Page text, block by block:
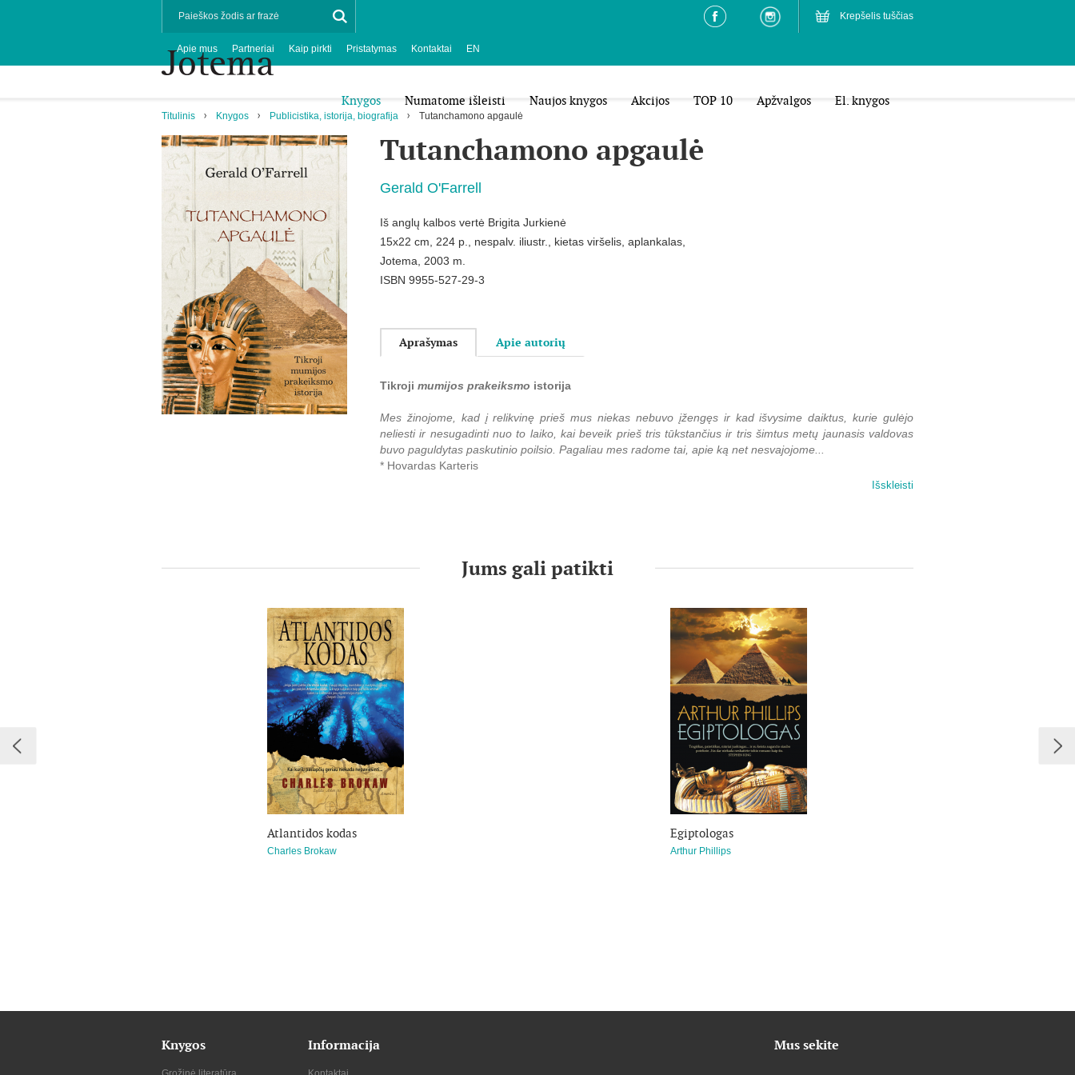
Krepšelis tuščias
Apie mus Partneriai Kaip pirkti Pristatymas Kontaktai EN
Knygos Numatome išleisti Naujos knygos Akcijos TOP 10 Apžvalgos El. knygos
Titulinis Knygos Publicistika, istorija, biografija Tutanchamono apgaulė
Tutanchamono apgaulė
Gerald O'Farrell
Iš anglų kalbos vertė Brigita Jurkienė
15x22 cm, 224 p., nespalv. iliustr., kietas viršelis, aplankalas,
Jotema, 2003 m.
ISBN 9955-527-29-3
Aprašymas Apie autorių
Tikroji mumijos prakeiksmo istorija
Mes žinojome, kad į relikvinę prieš mus niekas nebuvo įžengęs ir kad išvysime daiktus, kurie gulėjo
neliesti ir nesugadinti nuo to laiko, kai beveik prieš tris tūkstančius ir tris šimtus metų jaunasis valdovas
buvo paguldytas paskutinio poilsio. Pagaliau mes radome tai, apie ką net nesvajojome...
* Hovardas Karteris
Šioje puikioje knygoje atskleidžiama, kad Hovardas Karteris ir lordas Karnarvonas iš tikrųjų
apiplėšė jį, netgi sunaikino kai kuriuos dirbinius, kad atrodytų, jog kapavietėje buvo apsilankę senovės
plėšikai, ir tik vėliau iš naujo atidarė ir privertė pasaulio žiniasklaidą priskirti jiems nuopelnus istorijai.
Šioje miglotoje istorijoje glūdi ir dar viena paslaptis. Kas nutiko papirusams, kuriuos H. Karteris ir
Karnarvonas rado kape ir kurie greitai kažkur dingo? Ar jų turinys buvo toks šokiruojantis, kad britų
valdžia nuslėpė tiesą?
„Tutanchamono apgaulė“ — tai ne tik labai įdomi machinacijų ir konspiracijos Faraonų slėnyje istorija, joje
taip pat yra smalsumą žadinančių įrodymų, kad žymusismumijos prakeiksmas
sistemingas susidorojimas su tais, kurie buvo linkę atskleisti skandalingą paslaptį apie kapo atidarymą...
Išskleisti
Jums gali patikti
Atlantidos kodas
Charles Brokaw
Egiptologas
Arthur Phillips
Knygos Informacija Mus sekite